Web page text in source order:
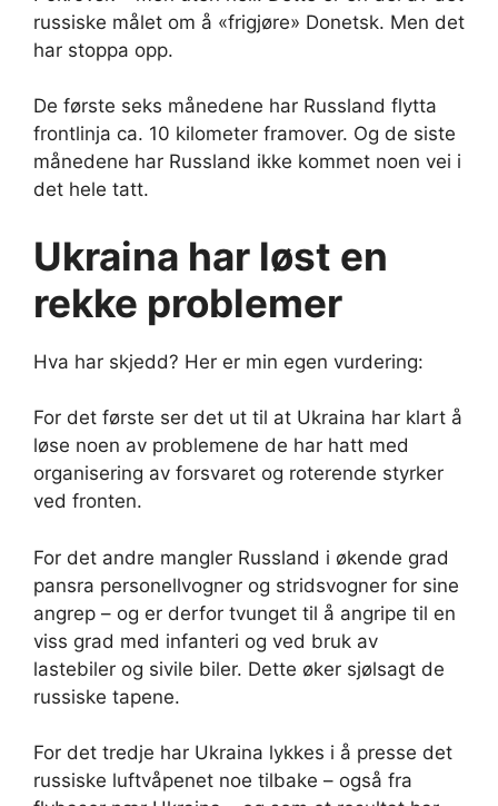
russiske målet om å «frigjøre» Donetsk. Men det
har stoppa opp.
De første seks månedene har Russland flytta
frontlinja ca. 10 kilometer framover. Og de siste
månedene har Russland ikke kommet noen vei i
det hele tatt.
Ukraina har løst en
rekke problemer
Hva har skjedd? Her er min egen vurdering:
For det første ser det ut til at Ukraina har klart å
løse noen av problemene de har hatt med
organisering av forsvaret og roterende styrker
ved fronten.
For det andre mangler Russland i økende grad
pansra personellvogner og stridsvogner for sine
angrep – og er derfor tvunget til å angripe til en
viss grad med infanteri og ved bruk av
lastebiler og sivile biler. Dette øker sjølsagt de
russiske tapene.
For det tredje har Ukraina lykkes i å presse det
russiske luftvåpenet noe tilbake – også fra